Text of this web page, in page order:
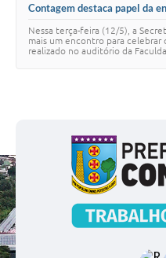
Contagem destaca papel da
Nessa terça-feira (12/5), a
mais um encontro para celebrar
realizado no auditório da